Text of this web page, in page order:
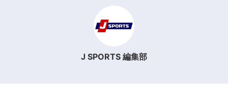
J SPORTS 編集部